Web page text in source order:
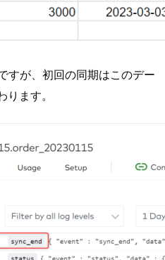
すが、初回の同期はこのデー
ます。